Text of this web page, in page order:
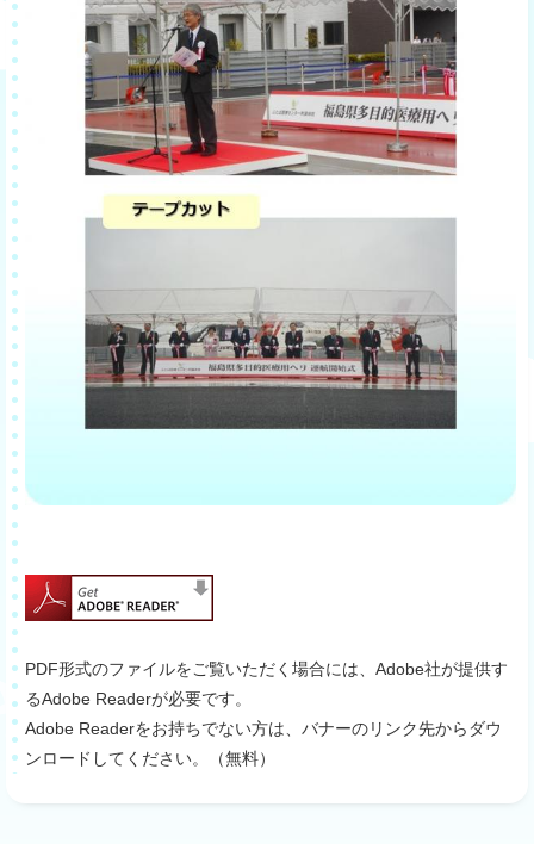
PDF形式のファイルをご覧いただく場合には、Adobe社が提供す
るAdobe Readerが必要です。
Adobe Readerをお持ちでない方は、バナーのリンク先からダウ
ンロードしてください。（無料）